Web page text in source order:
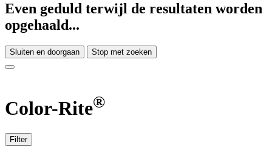
Even geduld terwijl de resultaten worden
opgehaald...
Sluiten en doorgaan Stop met zoeken
Color-Rite®
Filter